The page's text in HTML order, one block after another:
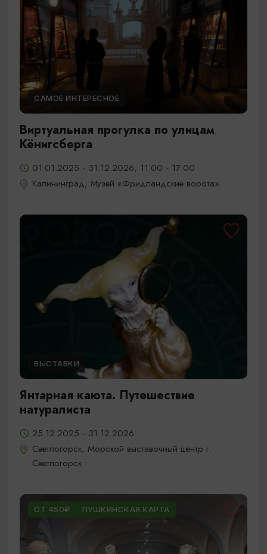
САМОЕ ИНТЕРЕСНОЕ
Виртуальная прогулка по улицам
Кёнигсберга
01.01.2025 - 31.12.2026, 11:00 - 17:00
Калининград, Музей «Фридландские ворота»
ВЫСТАВКИ
Янтарная каюта. Путешествие
натуралиста
25.12.2025 - 31.12.2026
Светлогорск, Морской выставочный центр г.
Светлогорск
ОТ 450₽ ПУШКИНСКАЯ КАРТА